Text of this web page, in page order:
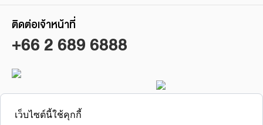
ติดต่อเจ้าหน้าที่
+66 2 689 6888
ซื้อ / ขาย / เช่า คอนโดลุมพินี
เว็บไซต์นี้ใช้คุกกี้